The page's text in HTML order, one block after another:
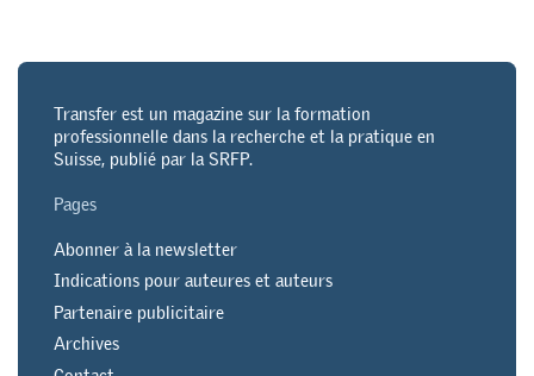
Transfer est un magazine sur la formation
professionnelle dans la recherche et la pratique en
Suisse, publié par la SRFP.
Pages
Abonner à la newsletter
Indications pour auteures et auteurs
Partenaire publicitaire
Archives